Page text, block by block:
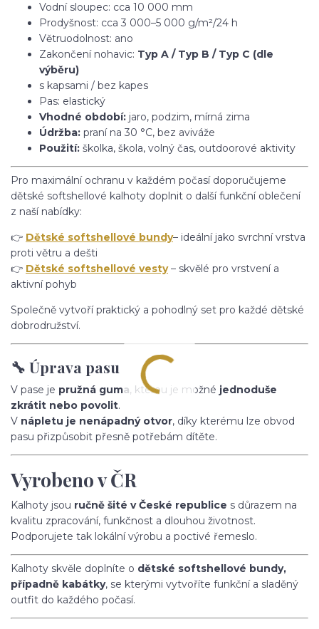
Vodní sloupec: cca 10 000 mm
Prodyšnost: cca 3 000–5 000 g/m²/24 h
Větruodolnost: ano
Zakončení nohavic: Typ A / Typ B / Typ C (dle
výběru)
s kapsami / bez kapes
Pas: elastický
Vhodné období: jaro, podzim, mírná zima
Údržba: praní na 30 °C, bez aviváže
Použití: školka, škola, volný čas, outdoorové aktivity
Pro maximální ochranu v každém počasí doporučujeme
dětské softshellové kalhoty doplnit o další funkční oblečení
z naší nabídky:
👉 Dětské softshellové bundy– ideální jako svrchní vrstva
proti větru a dešti
👉 Dětské softshellové vesty– skvělé pro vrstvení a
aktivní pohyb
Společně vytvoří praktický a pohodlný set pro každé dětské
dobrodružství.
🔧 Úprava pasu
V pase je pružná guma, kterou je možné jednoduše
zkrátit nebo povolit.
V nápletu je nenápadný otvor, díky kterému lze obvod
pasu přizpůsobit přesně potřebám dítěte.
Vyrobeno v ČR
Kalhoty jsou ručně šité v České republice s důrazem na
kvalitu zpracování, funkčnost a dlouhou životnost.
Podporujete tak lokální výrobu a poctivé řemeslo.
Kalhoty skvěle doplníte o dětské softshellové bundy,
případně kabátky, se kterými vytvoříte funkční a sladěný
outfit do každého počasí.